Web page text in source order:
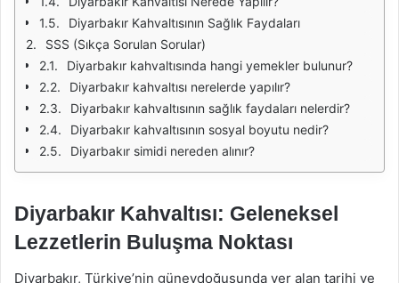
Diyarbakır Kahvaltısının Sağlık Faydaları
SSS (Sıkça Sorulan Sorular)
Diyarbakır kahvaltısında hangi yemekler bulunur?
Diyarbakır kahvaltısı nerelerde yapılır?
Diyarbakır kahvaltısının sağlık faydaları nelerdir?
Diyarbakır kahvaltısının sosyal boyutu nedir?
Diyarbakır simidi nereden alınır?
Diyarbakır Kahvaltısı: Geleneksel
Lezzetlerin Buluşma Noktası
Diyarbakır, Türkiye’nin güneydoğusunda yer alan tarihi ve